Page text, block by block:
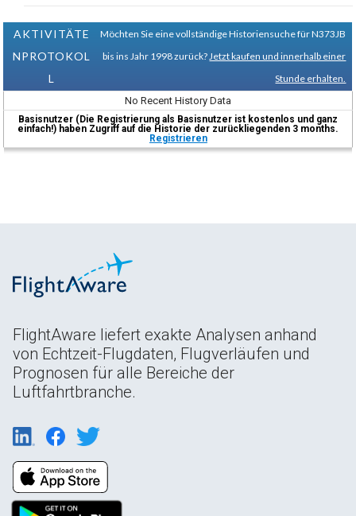
AKTIVITÄTE
NPROTOKOL
L
Möchten Sie eine vollständige Historiensuche für N373JB
bis ins Jahr 1998 zurück? Jetzt kaufen und innerhalb einer
Stunde erhalten.
No Recent History Data
Basisnutzer (Die Registrierung als Basisnutzer ist kostenlos und ganz
einfach!) haben Zugriff auf die Historie der zurückliegenden 3 months.
Registrieren
FlightAware liefert exakte Analysen anhand
von Echtzeit-Flugdaten, Flugverläufen und
Prognosen für alle Bereiche der
Luftfahrtbranche.